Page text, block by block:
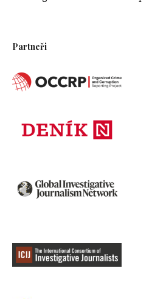
Partneři